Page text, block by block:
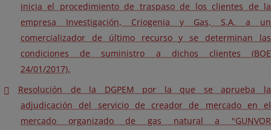
inicia el procedimiento de traspaso de los clientes de la
empresa Investigación, Criogenia y Gas, S.A. a un
comercializador de último recurso y se determinan las
condiciones de suministro a dichos clientes (BOE
24/01/2017).
Resolución de la DGPEM por la que se aprueba la
adjudicación del servicio de creador de mercado en el
mercado organizado de gas natural a "GUNVOR